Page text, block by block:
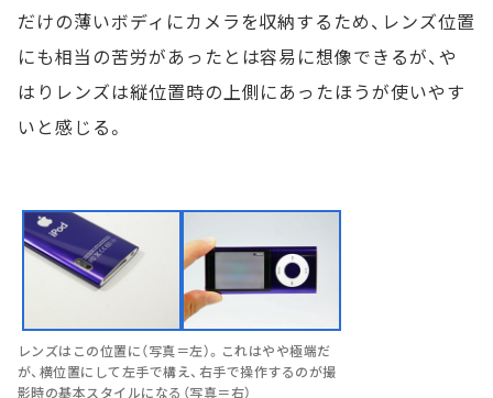
だけの薄いボディにカメラを収納するため、レンズ位置
にも相当の苦労があったとは容易に想像できるが、や
はりレンズは縦位置時の上側にあったほうが使いやす
いと感じる。
レンズはこの位置に（写真＝左）。これはやや極端だ
が、横位置にして左手で構え、右手で操作するのが撮
影時の基本スタイルになる（写真＝右）